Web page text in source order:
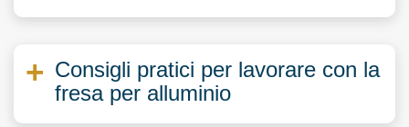
Consigli pratici per lavorare con la
fresa per alluminio